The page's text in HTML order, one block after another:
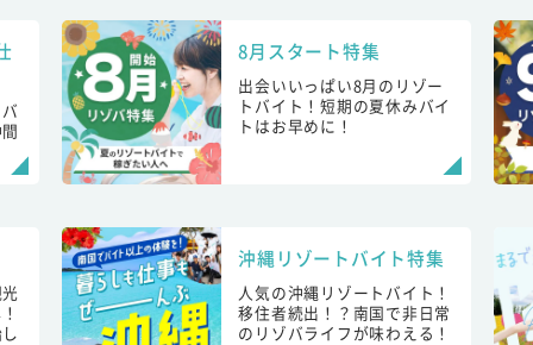
8月スタート特集
出会いいっぱい8月のリゾー
トバイト！短期の夏休みバイ
トはお早めに！
沖縄リゾートバイト特集
人気の沖縄リゾートバイト！
移住者続出！？南国で非日常
のリゾバライフが味わえる！